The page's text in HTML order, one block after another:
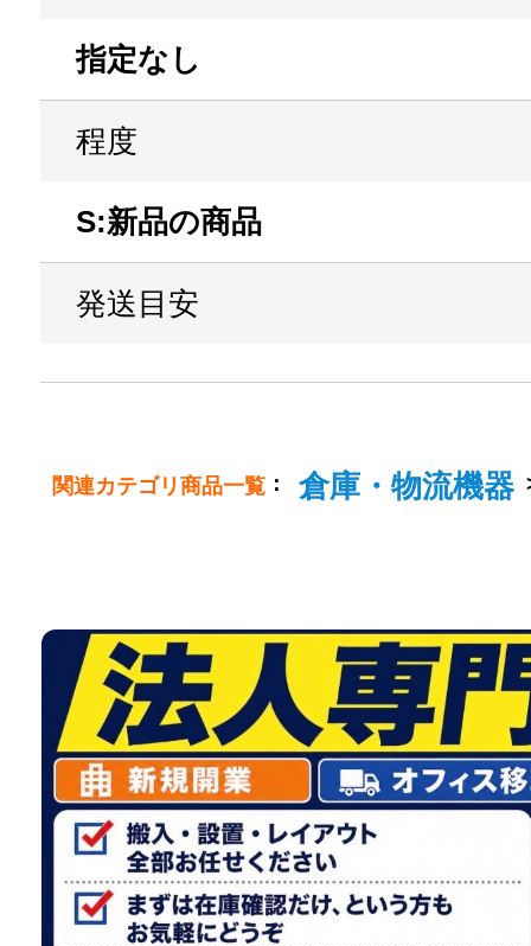
指定なし
程度
S:新品の商品
発送目安
関連カテゴリ商品一覧 ： 倉庫・物流機器